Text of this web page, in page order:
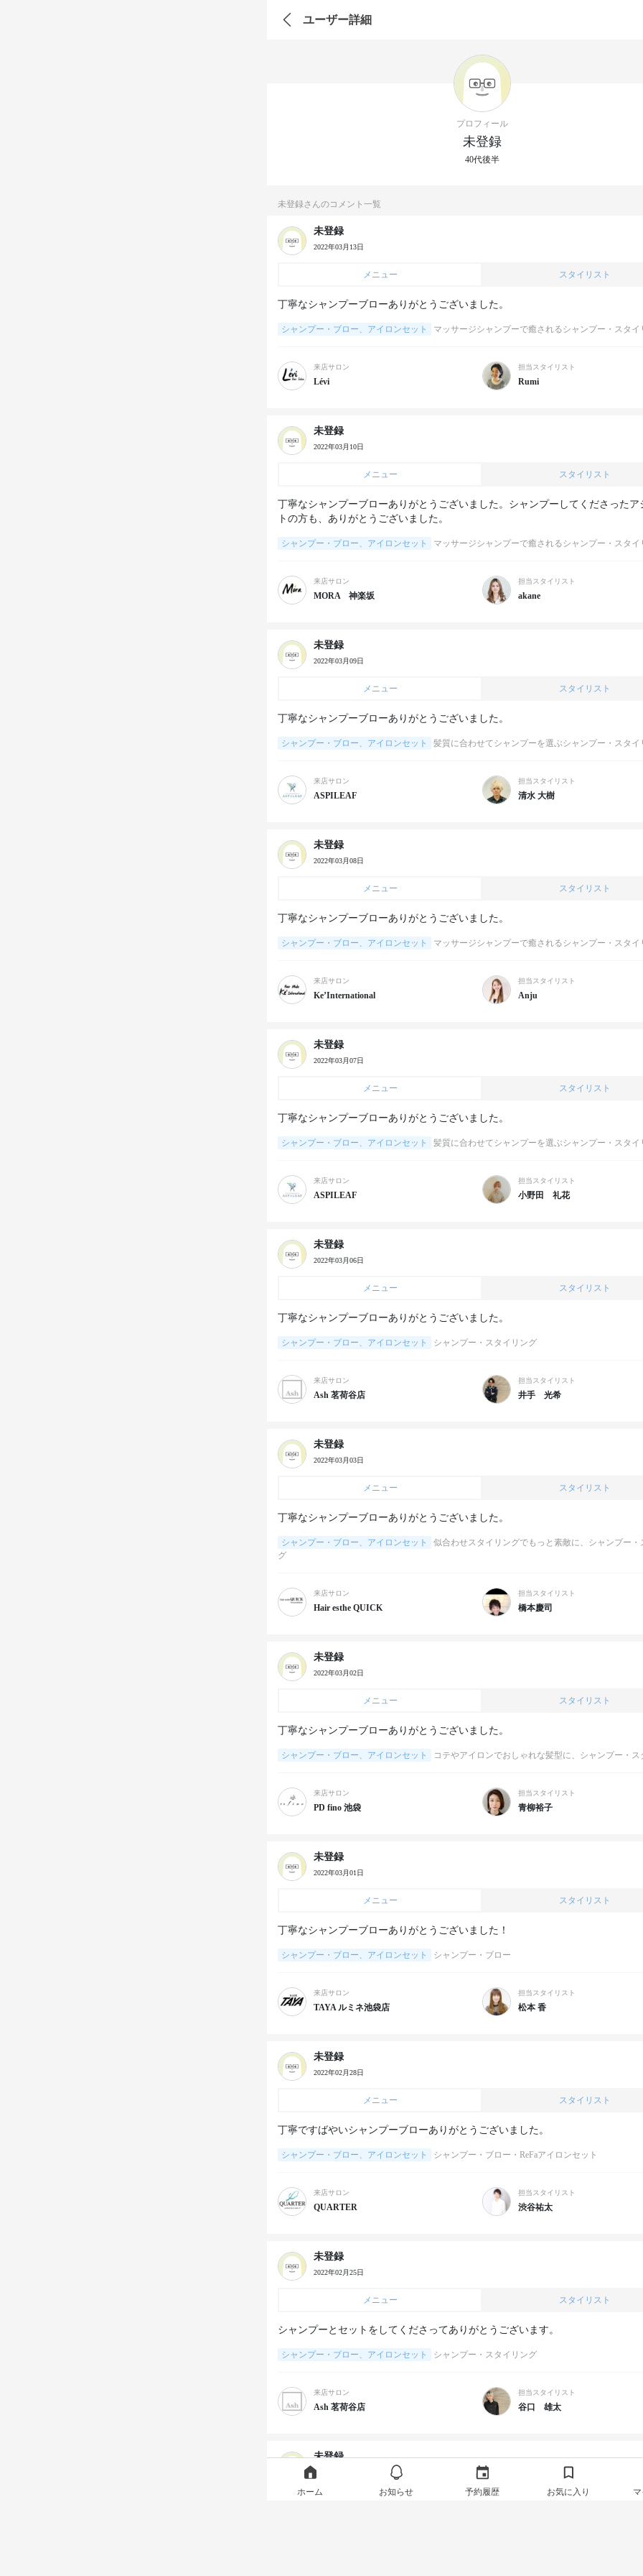
ユーザー詳細
プロフィール
未登録
40代後半
未登録さんのコメント一覧
未登録
2022年03月13日
メニュー スタイリスト
丁寧なシャンプーブローありがとうございました。
シャンプー・ブロー、アイロンセット マッサージシャンプーで癒されるシャンプー・スタイ
来店サロン
Lévi
担当スタイリスト
Rumi
未登録
2022年03月10日
メニュー スタイリスト
丁寧なシャンプーブローありがとうございました。シャンプーしてくださったア
トの方も、ありがとうございました。
シャンプー・ブロー、アイロンセット マッサージシャンプーで癒されるシャンプー・スタイ
来店サロン
MORA 神楽坂
担当スタイリスト
akane
未登録
2022年03月09日
メニュー スタイリスト
丁寧なシャンプーブローありがとうございました。
シャンプー・ブロー、アイロンセット 髪質に合わせてシャンプーを選ぶシャンプー・スタイ
来店サロン
ASPILEAF
担当スタイリスト
清水 大樹
未登録
2022年03月08日
メニュー スタイリスト
丁寧なシャンプーブローありがとうございました。
シャンプー・ブロー、アイロンセット マッサージシャンプーで癒されるシャンプー・スタイ
来店サロン
Ke’International
担当スタイリスト
Anju
未登録
2022年03月07日
メニュー スタイリスト
丁寧なシャンプーブローありがとうございました。
シャンプー・ブロー、アイロンセット 髪質に合わせてシャンプーを選ぶシャンプー・スタイ
来店サロン
ASPILEAF
担当スタイリスト
小野田 礼花
未登録
2022年03月06日
メニュー スタイリスト
丁寧なシャンプーブローありがとうございました。
シャンプー・ブロー、アイロンセット シャンプー・スタイリング
来店サロン
Ash 茗荷谷店
担当スタイリスト
井手 光希
未登録
2022年03月03日
メニュー スタイリスト
丁寧なシャンプーブローありがとうございました。
シャンプー・ブロー、アイロンセット
似合わせスタイリングでもっと素敵に、シャンプー・
グ
来店サロン
Hair esthe QUICK
担当スタイリスト
橋本慶司
未登録
2022年03月02日
メニュー スタイリスト
丁寧なシャンプーブローありがとうございました。
シャンプー・ブロー、アイロンセット コテやアイロンでおしゃれな髪型に、シャンプー・ス
来店サロン
PD fino 池袋
担当スタイリスト
青柳裕子
未登録
2022年03月01日
メニュー スタイリスト
丁寧なシャンプーブローありがとうございました！
シャンプー・ブロー、アイロンセット シャンプー・ブロー
来店サロン
TAYA ルミネ池袋店
担当スタイリスト
松本 香
未登録
2022年02月28日
メニュー スタイリスト
丁寧ですばやいシャンプーブローありがとうございました。
シャンプー・ブロー、アイロンセット シャンプー・ブロー・ReFaアイロンセット
来店サロン
QUARTER
担当スタイリスト
渋谷祐太
未登録
2022年02月25日
メニュー スタイリスト
シャンプーとセットをしてくださってありがとうございます。
シャンプー・ブロー、アイロンセット シャンプー・スタイリング
来店サロン
Ash 茗荷谷店
担当スタイリスト
谷口 雄太
未登録
2022年02月24日
ホーム お知らせ 予約履歴 お気に入り